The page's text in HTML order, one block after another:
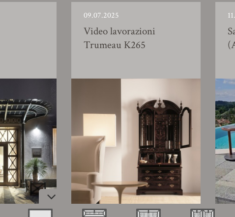
09.07.2025
Video lavorazioni
Trumeau K265